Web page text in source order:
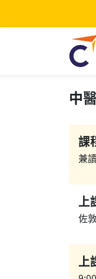
中
課
兼
上
佐
上